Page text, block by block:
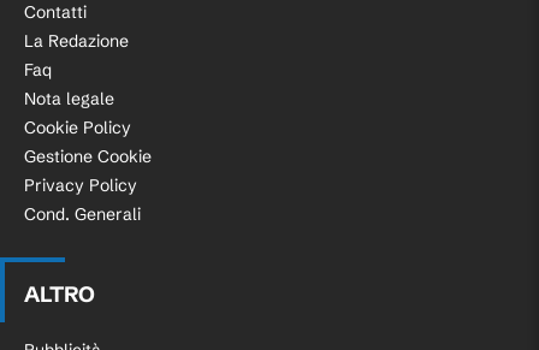
Contatti
La Redazione
Faq
Nota legale
Cookie Policy
Gestione Cookie
Privacy Policy
Cond. Generali
ALTRO